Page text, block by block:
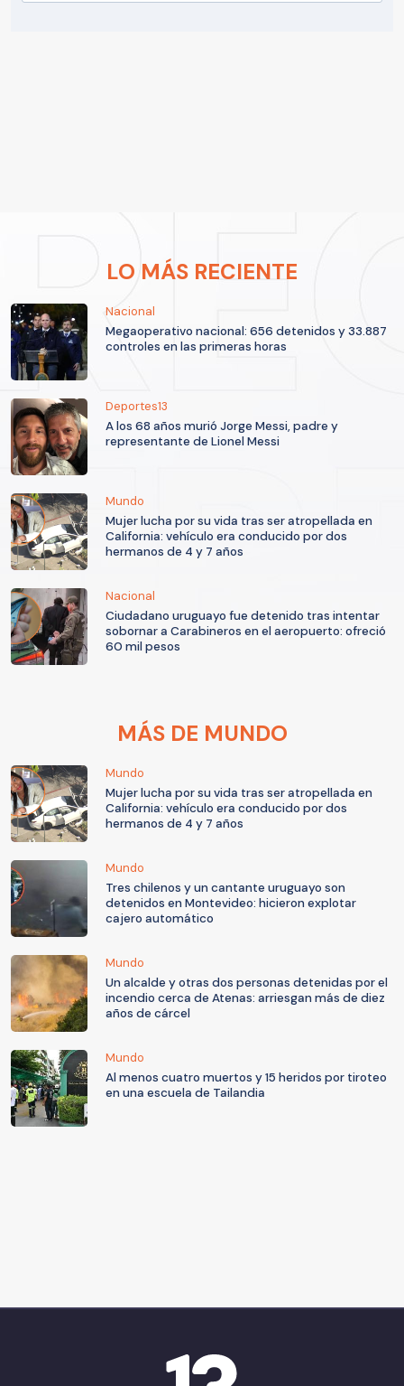
LO MÁS RECIENTE
Nacional
Megaoperativo nacional: 656 detenidos y 33.887
controles en las primeras horas
Deportes13
A los 68 años murió Jorge Messi, padre y
representante de Lionel Messi
Mundo
Mujer lucha por su vida tras ser atropellada en
California: vehículo era conducido por dos
hermanos de 4 y 7 años
Nacional
Ciudadano uruguayo fue detenido tras intentar
sobornar a Carabineros en el aeropuerto: ofreció
60 mil pesos
MÁS DE MUNDO
Mundo
Mujer lucha por su vida tras ser atropellada en
California: vehículo era conducido por dos
hermanos de 4 y 7 años
Mundo
Tres chilenos y un cantante uruguayo son
detenidos en Montevideo: hicieron explotar
cajero automático
Mundo
Un alcalde y otras dos personas detenidas por el
incendio cerca de Atenas: arriesgan más de diez
años de cárcel
Mundo
Al menos cuatro muertos y 15 heridos por tiroteo
en una escuela de Tailandia